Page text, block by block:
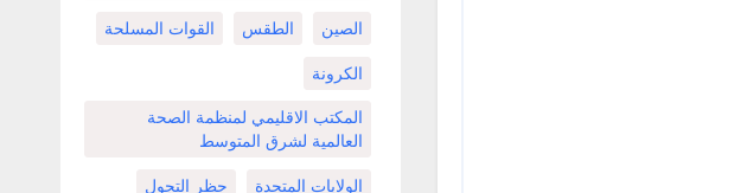
الصين الطقس القوات المسلحة
الكرونة
المكتب الاقليمي لمنظمة الصحة
العالمية لشرق المتوسط
الولايات المتحدة حظر التجول